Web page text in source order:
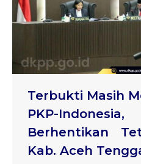
Terbukti Masih
PKP-
Berhentikan
Kab. Aceh